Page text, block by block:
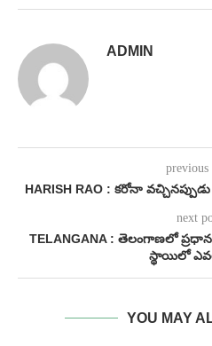
ADMIN
previous
HARISH RAO : కరోనా
next
TELANGANA : తెలంగాణలో ప్రధాన
స్థాయిలో
YOU MAY